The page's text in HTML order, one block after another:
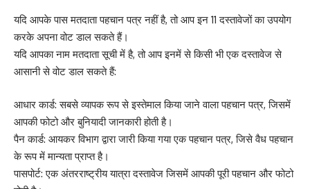
यदि आपके पास मतदाता पहचान पत्र नहीं है, तो आप इन 11 दस्तावेजों का उपयोग
करके अपना वोट डाल सकते हैं।
यदि आपका नाम मतदाता सूची में है, तो आप इनमें से किसी भी एक दस्तावेज से
आसानी से वोट डाल सकते हैं:
आधार कार्ड: सबसे व्यापक रूप से इस्तेमाल किया जाने वाला पहचान पत्र, जिसमें
आपकी फोटो और बुनियादी जानकारी होती है।
पैन कार्ड: आयकर विभाग द्वारा जारी किया गया एक पहचान पत्र, जिसे वैध पहचान
के रूप में मान्यता प्राप्त है।
पासपोर्ट: एक अंतरराष्ट्रीय यात्रा दस्तावेज जिसमें आपकी पूरी पहचान और फोटो